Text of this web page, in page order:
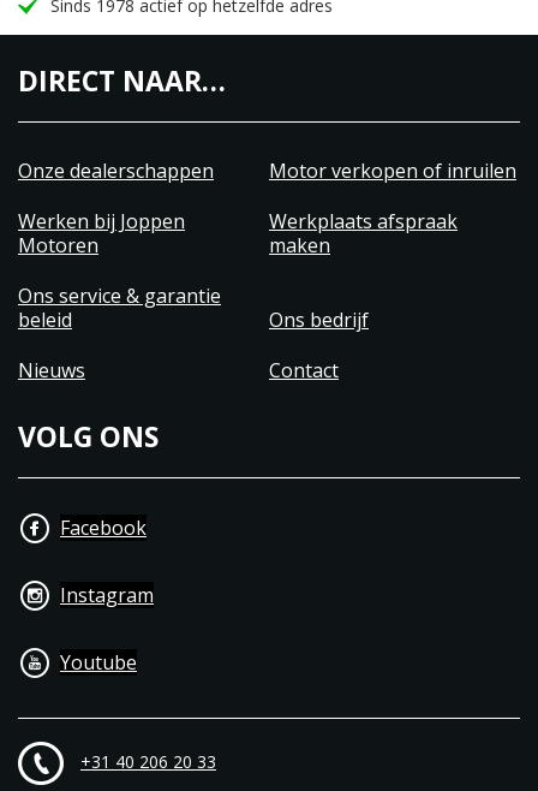
Sinds 1978 actief op hetzelfde adres
DIRECT NAAR…
Onze dealerschappen
Motor verkopen of inruilen
Werken bij Joppen
Motoren
Werkplaats afspraak
maken
Ons service & garantie
beleid
Ons bedrijf
Nieuws
Contact
VOLG ONS
Facebook
Instagram
Youtube
+31 40 206 20 33